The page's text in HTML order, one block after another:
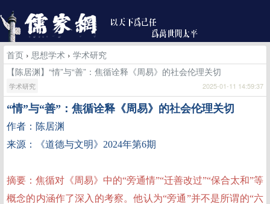
首页 › 思想学术 › 学术研究
【陈居渊】“情”与“善”：焦循诠释《周易》的社会伦理关切
学术研究 2025-01-11 14:59:37
“情”与“善” ：焦循诠释《周易》的社会伦理关切
作者：陈居渊
来源：《道德与文明》2024年第6期
摘要：焦循对《周易》中的“旁通情”“迁善改过”“保合太和”等
概念的内涵作了深入的考察。他认为“旁通”并不是所谓的“六